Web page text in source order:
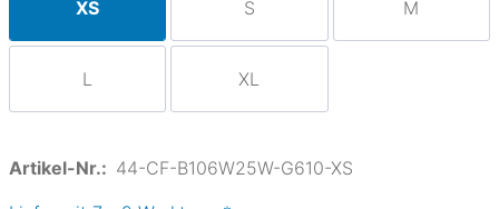
XS S M
L XL
Artikel-Nr.: 44-CF-B106W25W-G610-XS